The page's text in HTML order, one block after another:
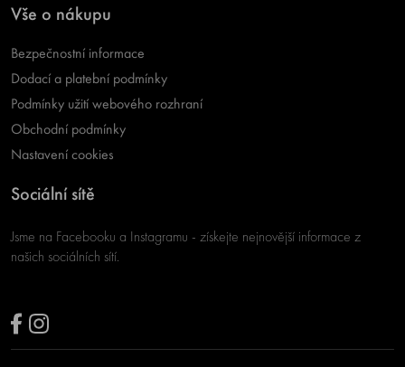
Vše o nákupu
Bezpečnostní informace
Dodací a platební podmínky
Podmínky užití webového rozhraní
Obchodní podmínky
Nastavení cookies
Sociální sítě
Jsme na Facebooku a Instagramu - získejte nejnovější informace z
našich sociálních sítí.